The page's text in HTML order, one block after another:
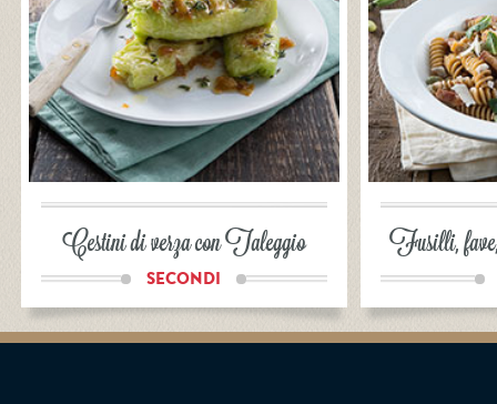
Cestini di verza con Taleggio
SECONDI
Fusilli,